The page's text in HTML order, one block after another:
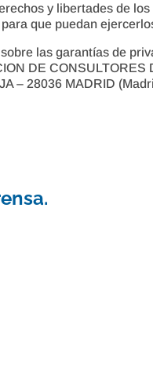
y libertades de
que puedan
las garantías de
DE
– 28036 MADRID